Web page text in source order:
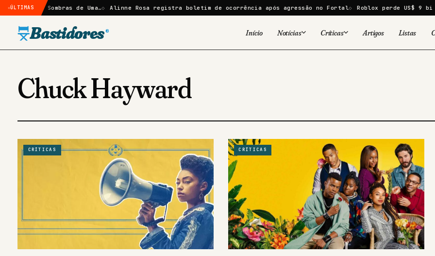
ÚLTIMAS
Elize: Sombras de Uma… Alinne Rosa registra boletim de ocorrência após agressão no Fortal Roblox perde US$ 9 bi
Bastidores ® Início Notícias
Quadrinhos
Famosos
Livros
Críticas
Livros
Artigos Listas
Chuck Hayward
CRÍTICAS CRÍTICAS